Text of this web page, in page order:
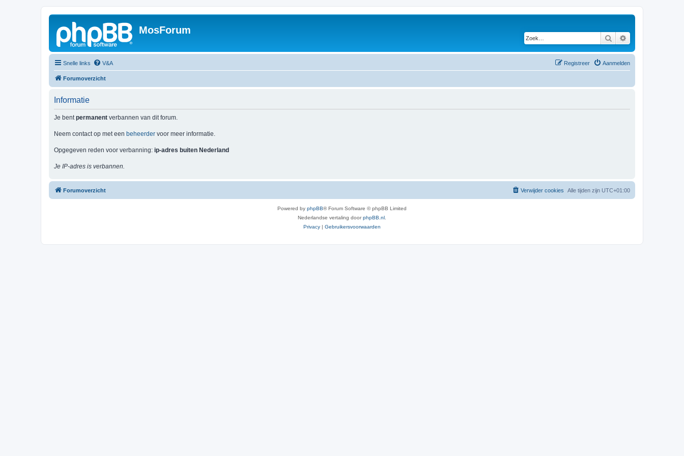
MosForum
Zoek
Snelle links V&A Aanmelden
Registreer
Forumoverzicht
Informatie
Je bentpermanent verbannen van dit forum.
Neem contact op met een beheerder voor meer informatie.
Opgegeven reden voor verbanning: ip-adres buiten Nederland
Je IP-adres is verbannen.
Forumoverzicht Alle tijden zijn UTC+01:00
Verwijder cookies
Powered by phpBB® Forum Software © phpBB Limited
Nederlandse vertaling doorphpBB.nl
Privacy | Gebruikersvoorwaarden